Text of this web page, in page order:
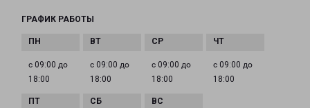
ГРАФИК РАБОТЫ
с 09:00 до
18:00
с 09:00 до
18:00
с 09:00 до
18:00
с 09:00 до
18:00